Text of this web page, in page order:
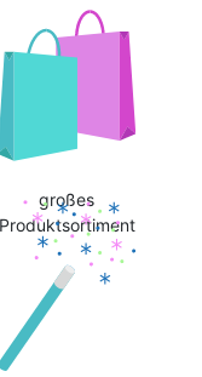
großes
Produktsortiment